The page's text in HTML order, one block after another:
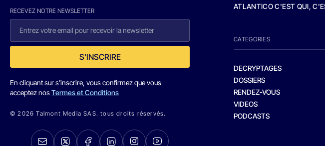
RECEVEZ NOTRE NEWSLETTER
S'INSCRIRE
En cliquant sur s'inscrire, vous confirmez que vous
acceptez nosTermes et Conditions
© 2026 Talmont Media SAS. tous droits réservés.
ATLANTICO C'EST QUI,
CATEGORIES
DECRYPTAGES
DOSSIERS
RENDEZ-VOUS
VIDEOS
PODCASTS